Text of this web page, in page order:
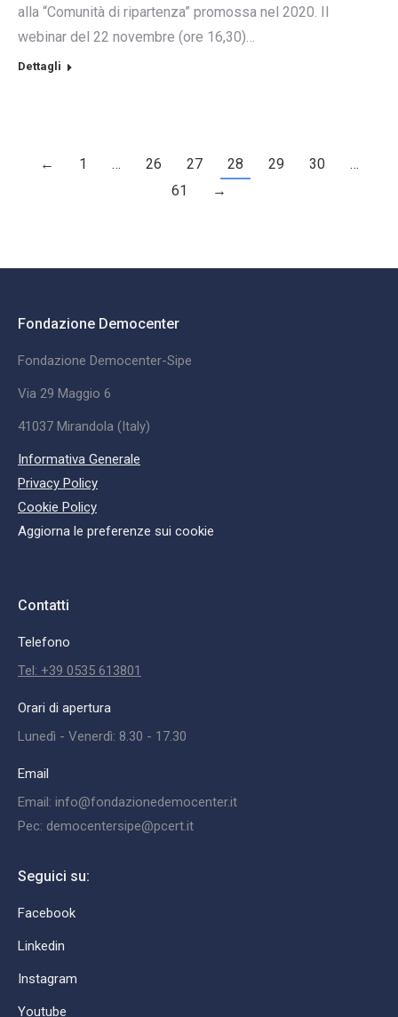
alla “Comunità di ripartenza” promossa nel 2020. Il
webinar del 22 novembre (ore 16,30)…
Dettagli
← 1 … 26 27 28 29 30
…
61
→
Fondazione Democenter
Fondazione Democenter-Sipe
Via 29 Maggio 6
41037 Mirandola (Italy)
Informativa Generale
Privacy Policy
Cookie Policy
Aggiorna le preferenze sui cookie
Contatti
Telefono
Tel: +39 0535 613801
Orari di apertura
Lunedì - Venerdì: 8.30 - 17.30
Email
Email: info@fondazionedemocenter.it
Pec: democentersipe@pcert.it
Seguici su:
Facebook
Linkedin
Instagram
Youtube